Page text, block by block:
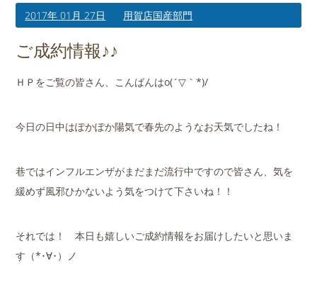
買取査定のご案内
会社概要
2017年 01月 27日 用賀店国産部門
ご成約情報♪♪
ＨＰをご覧の皆さん、こんばんはo(´▽｀*)/
今日の日中はぽかぽか陽気で春先のようなお天気でしたね！
巷ではインフルエンザがまだまだ流行中ですので皆さん、気を
緩めず風邪ひかないよう気をつけて下さいね！！
それでは！ 本日も嬉しいご成約情報をお届けしたいと思いま
す（*･∀･）ノ